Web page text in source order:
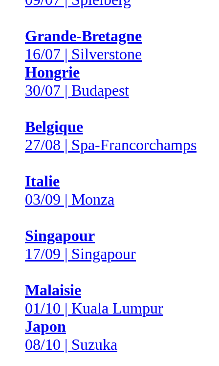
Grande-Bretagne
16/07 | Silverstone
Hongrie
30/07 | Budapest
Belgique
27/08 | Spa-Francorchamps
Italie
03/09 | Monza
Singapour
17/09 | Singapour
Malaisie
01/10 | Kuala Lumpur
Japon
08/10 | Suzuka